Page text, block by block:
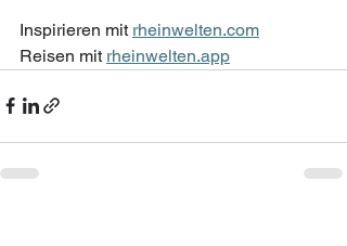
Inspirieren mit rheinwelten.com
Reisen mit rheinwelten.app